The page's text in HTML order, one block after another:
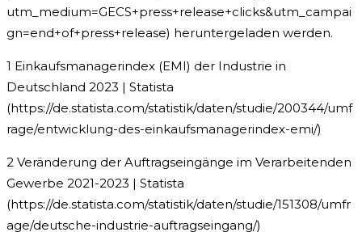
utm_medium=GECS+press+release+clicks&utm_campai
gn=end+of+press+release) heruntergeladen werden.
1 Einkaufsmanagerindex (EMI) der Industrie in
Deutschland 2023 | Statista
(https://de.statista.com/statistik/daten/studie/200344/umf
rage/entwicklung-des-einkaufsmanagerindex-emi/)
2 Veränderung der Auftragseingänge im Verarbeitenden
Gewerbe 2021-2023 | Statista
(https://de.statista.com/statistik/daten/studie/151308/umfr
age/deutsche-industrie-auftragseingang/)